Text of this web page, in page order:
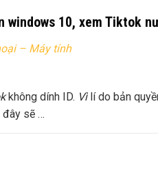
windows 10, xem Tiktok
– Máy tính
không dính ID. Vìlí do bản
đây sẽ …